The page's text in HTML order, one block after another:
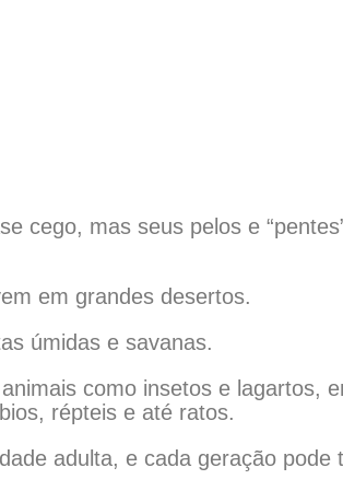
cego, mas seus pelos e
em grandes desertos.
úmidas e savanas.
como insetos e lagartos,
répteis e até ratos.
adulta, e cada geração